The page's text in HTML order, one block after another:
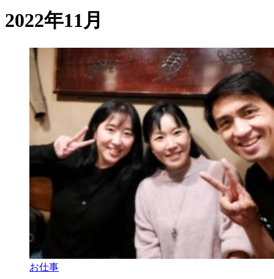
2022年11月
お仕事